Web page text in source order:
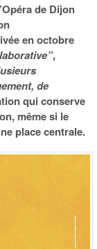
de Dijon
en octobre
,
de
qui conserve
même si le
place centrale.